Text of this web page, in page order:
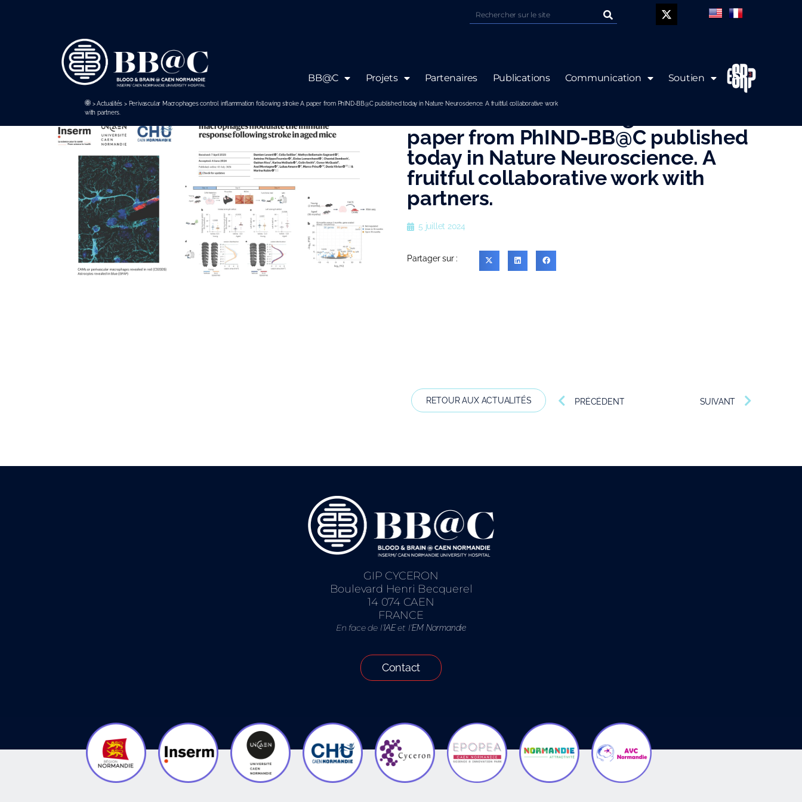
>Actualités > Perivascular Macrophages control inflammation following stroke A paper from PhIND-BB@C published today in Nature Neuroscience. A fruitful collaborative work
with partners.
BB@C Projets Partenaires Publications Communication Soutien P
Perivascular Macrophages control
paper from PhIND-BB@C published
today in Nature Neuroscience. A
fruitful collaborative work with
partners.
5 juillet 2024
Partager sur :
RETOUR AUX ACTUALITÉS PRÉCÉDENT SUIVANT
GIP CYCERON
Boulevard Henri Becquerel
14 074 CAEN
FRANCE
En face de l’IAEet l’EM Normandie
Contact